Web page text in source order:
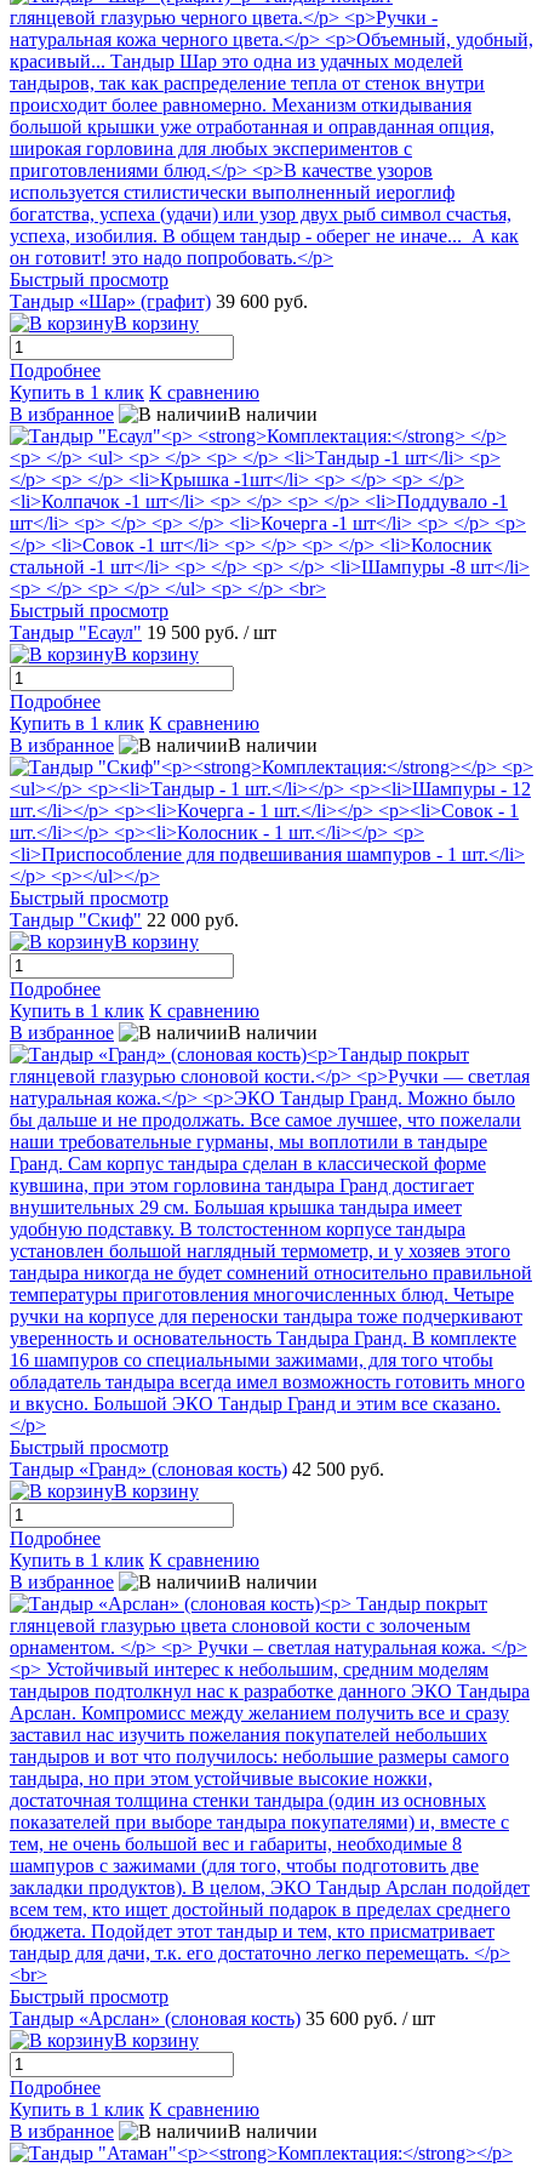
Быстрый просмотр
Тандыр «Шар» (графит) 39 600 руб.
В корзину
Подробнее
Купить в 1 клик К сравнению
В избранное
В наличии
Быстрый просмотр
Тандыр "Есаул" 19 500 руб. / шт
В корзину
Подробнее
Купить в 1 клик К сравнению
В избранное
В наличии
Быстрый просмотр
Тандыр "Скиф" 22 000 руб.
В корзину
Подробнее
Купить в 1 клик К сравнению
В избранное
В наличии
Быстрый просмотр
Тандыр «Гранд» (слоновая кость) 42 500 руб.
В корзину
Подробнее
Купить в 1 клик К сравнению
В избранное
В наличии
Быстрый просмотр
Тандыр «Арслан» (слоновая кость) 35 600 руб. / шт
В корзину
Подробнее
Купить в 1 клик К сравнению
В избранное
В наличии